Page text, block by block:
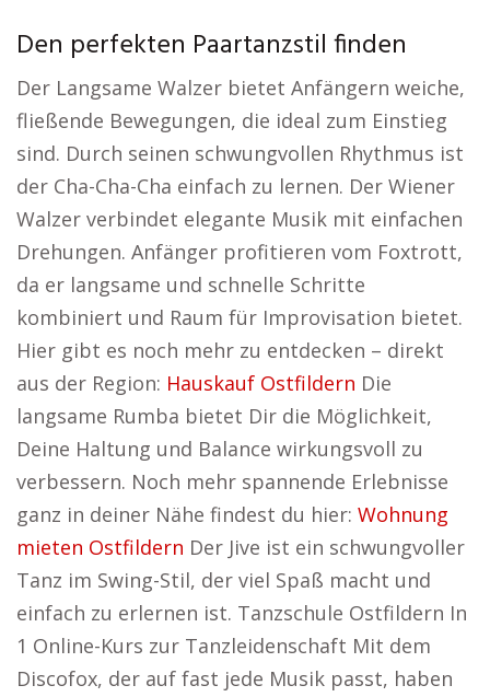
Den perfekten Paartanzstil finden
Der Langsame Walzer bietet Anfängern weiche,
fließende Bewegungen, die ideal zum Einstieg
sind. Durch seinen schwungvollen Rhythmus ist
der Cha-Cha-Cha einfach zu lernen. Der Wiener
Walzer verbindet elegante Musik mit einfachen
Drehungen. Anfänger profitieren vom Foxtrott,
da er langsame und schnelle Schritte
kombiniert und Raum für Improvisation bietet.
Hier gibt es noch mehr zu entdecken – direkt
aus der Region: Hauskauf Ostfildern Die
langsame Rumba bietet Dir die Möglichkeit,
Deine Haltung und Balance wirkungsvoll zu
verbessern. Noch mehr spannende Erlebnisse
ganz in deiner Nähe findest du hier: Wohnung
mieten Ostfildern Der Jive ist ein schwungvoller
Tanz im Swing-Stil, der viel Spaß macht und
einfach zu erlernen ist. Tanzschule Ostfildern In
1 Online-Kurs zur Tanzleidenschaft Mit dem
Discofox, der auf fast jede Musik passt, haben